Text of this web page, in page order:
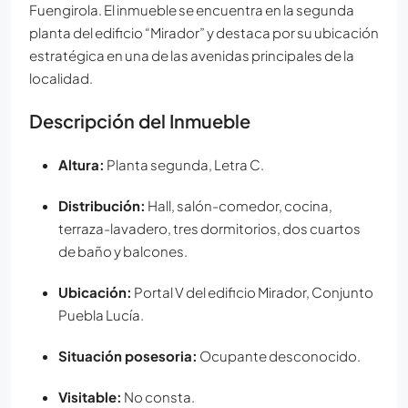
Fuengirola. El inmueble se encuentra en la segunda
planta del edificio “Mirador” y destaca por su ubicación
estratégica en una de las avenidas principales de la
localidad.
Descripción del Inmueble
Altura: Planta segunda, Letra C.
Distribución: Hall, salón-comedor, cocina,
terraza-lavadero, tres dormitorios, dos cuartos
de baño y balcones.
Ubicación: Portal V del edificio Mirador, Conjunto
Puebla Lucía.
Situación posesoria: Ocupante desconocido.
Visitable: No consta.